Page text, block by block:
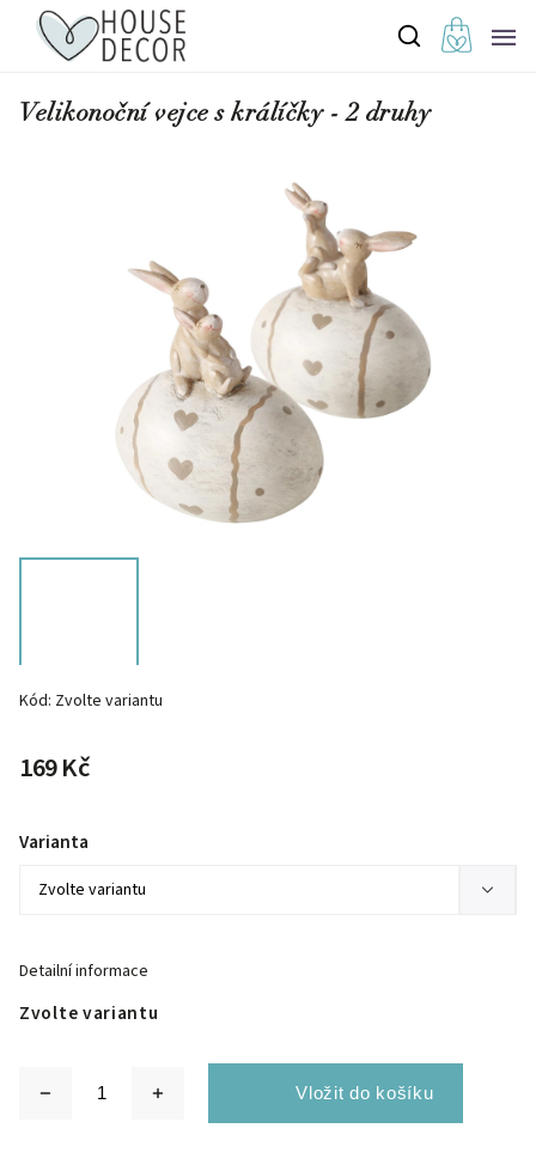
Velikonoční vejce s králíčky - 2 druhy
Kód: Zvolte variantu
169 Kč
Zvolte variantu
Varianta
Detailní informace